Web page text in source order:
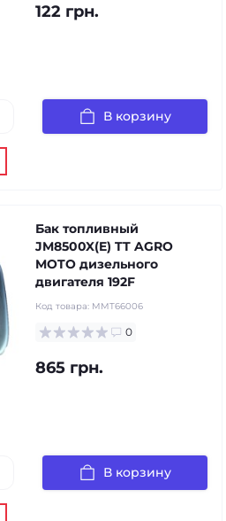
122 грн.
В корзину
Бак топливный
JM8500X(E) TT AGRO
MOTO дизельного
двигателя 192F
Код товара: MMT66006
0
865 грн.
В корзину